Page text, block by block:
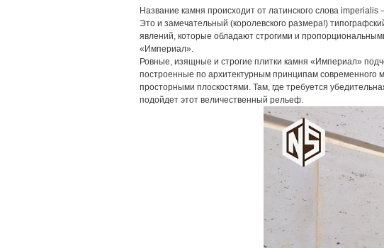
Название камня происходит от латинского слова
Это и замечательный (королевского размера!)
явлений, которые обладают строгими и
«Империал».
Ровные, изящные и строгие плитки камня «Империал»
построенные по архитектурным принципам
просторными плоскостями. Там, где требуется
подойдет этот величественный рельеф.